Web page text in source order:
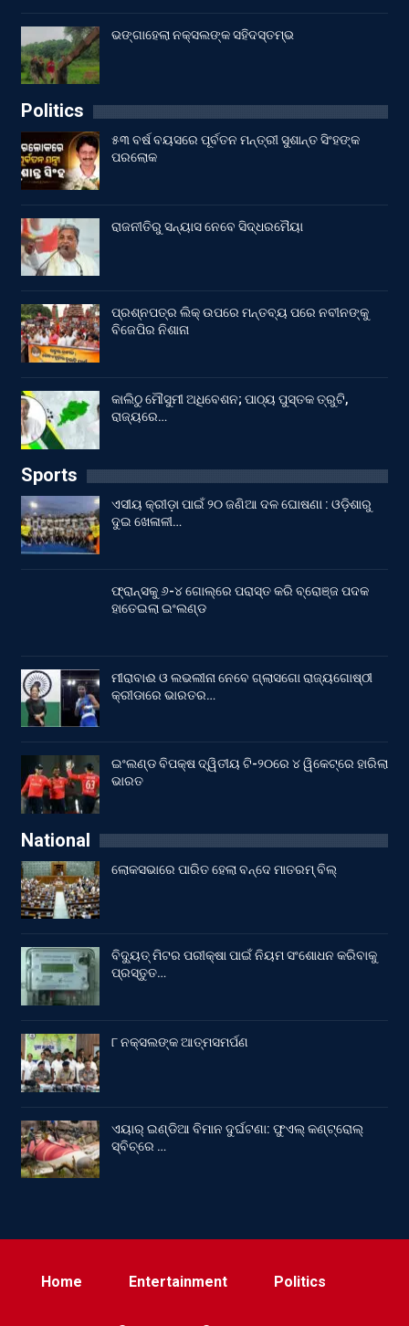
ଭଙ୍ଗାହେଲା ନକ୍ସଲଙ୍କ ସହିଦସ୍ତମ୍ଭ
Politics
୫୩ ବର୍ଷ ବୟସରେ ପୂର୍ବତନ ମନ୍ତ୍ରୀ ସୁଶାନ୍ତ ସିଂହଙ୍କ
ପରଲୋକ
ରାଜନୀତିରୁ ସନ୍ୟାସ ନେବେ ସିଦ୍ଧରମୈୟା
ପ୍ରଶ୍ନପତ୍ର ଲିକ୍ ଉପରେ ମନ୍ତବ୍ୟ ପରେ ନବୀନଙ୍କୁ
ବିଜେପିର ନିଶାନା
କାଲିଠୁ ମୌସୁମୀ ଅଧିବେଶନ; ପାଠ୍ୟ ପୁସ୍ତକ ତ୍ରୁଟି,
ରାଜ୍ୟରେ…
Sports
ଏସୀୟ କ୍ରୀଡ଼ା ପାଇଁ ୨୦ ଜଣିଆ ଦଳ ଘୋଷଣା : ଓଡ଼ିଶାରୁ
ଦୁଇ ଖେଳାଳୀ…
ଫ୍ରାନ୍ସକୁ ୬-୪ ଗୋଲ୍‌ରେ ପରାସ୍ତ କରି ବ୍ରୋଞ୍ଜ ପଦକ
ହାତେଇଲା ଇଂଲଣ୍ଡ
ମୀରାବାଈ ଓ ଲଭଲୀନା ନେବେ ଗ୍ଲାସଗୋ ରାଜ୍ୟଗୋଷ୍ଠୀ
କ୍ରୀଡାରେ ଭାରତର…
ଇଂଲଣ୍ଡ ବିପକ୍ଷ ଦ୍ୱିତୀୟ ଟି-୨୦ରେ ୪ ୱିକେଟ୍‌ରେ ହାରିଲା
ଭାରତ
National
ଲୋକସଭାରେ ପାରିତ ହେଲା ବନ୍ଦେ ମାତରମ୍‌ ବିଲ୍‌
ବିଦ୍ୟୁତ୍ ମିଟର ପରୀକ୍ଷା ପାଇଁ ନିୟମ ସଂଶୋଧନ କରିବାକୁ
ପ୍ରସ୍ତୁତ…
୮ ନକ୍ସଲଙ୍କ ଆତ୍ମସମର୍ପଣ
ଏୟାର୍ ଇଣ୍ଡିଆ ବିମାନ ଦୁର୍ଘଟଣା: ଫୁଏଲ୍‌ କଣ୍ଟ୍ରୋଲ୍‌
ସ୍ବିଚ୍‌ରେ …
Home Entertainment Politics